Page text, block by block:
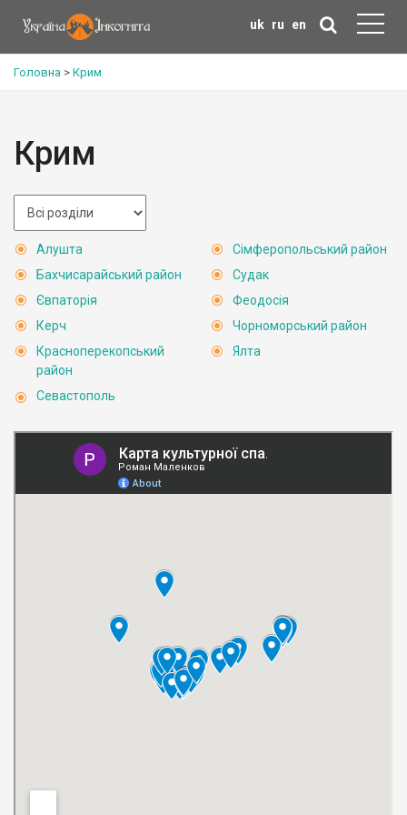
uk ru en
Головна > Крим
Крим
Алушта
Бахчисарайський район
Євпаторія
Керч
Красноперекопський
район
Севастополь
Сімферопольський район
Судак
Феодосія
Чорноморський район
Ялта